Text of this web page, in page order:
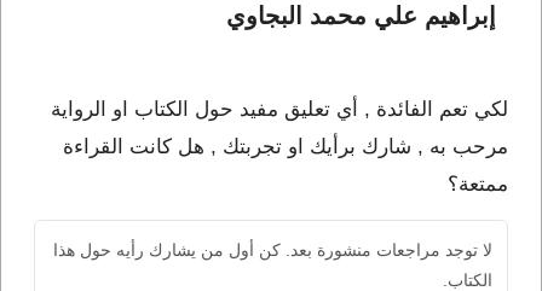
إبراهيم علي محمد البجاوي
لكي تعم الفائدة , أي تعليق مفيد حول الكتاب او الرواية
مرحب به , شارك برأيك او تجربتك , هل كانت القراءة
ممتعة؟
لا توجد مراجعات منشورة بعد. كن أول من يشارك رأيه حول هذا
الكتاب.